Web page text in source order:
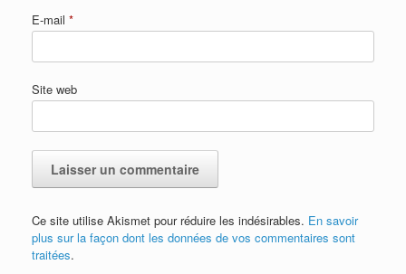
E-mail *
Site web
Ce site utilise Akismet pour réduire les indésirables. En savoir
plus sur la façon dont les données de vos commentaires sont
traitées.